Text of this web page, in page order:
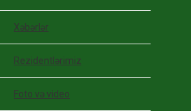
Xəbərlər
Rezidentlərimiz
Foto və video